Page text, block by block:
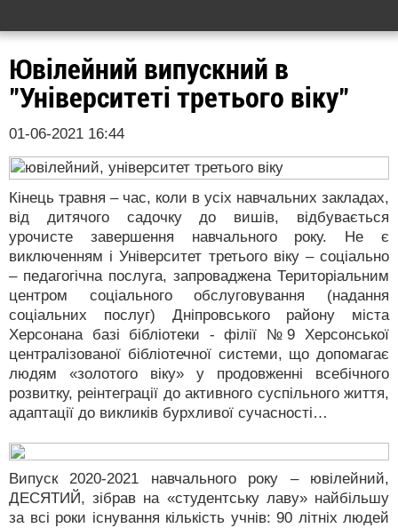
Ювілейний випускний в
"Університеті третього віку"
01-06-2021 16:44
Кінець травня – час, коли в усіх навчальних закладах,
від дитячого садочку до вишів, відбувається
урочисте завершення навчального року. Не є
виключенням і Університет третього віку – соціально
– педагогічна послуга, запроваджена Територіальним
центром соціального обслуговування (надання
соціальних послуг) Дніпровського району міста
Херсонана базі бібліотеки - філії №9 Херсонської
централізованої бібліотечної системи, що допомагає
людям «золотого віку» у продовженні всебічного
розвитку, реінтеграції до активного суспільного життя,
адаптації до викликів бурхливої сучасності…
Випуск 2020-2021 навчального року – ювілейний,
ДЕСЯТИЙ, зібрав на «студентську лаву» найбільшу
за всі роки існування кількість учнів: 90 літніх людей